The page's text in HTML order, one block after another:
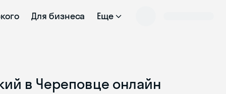
Для бизнеса Еще
в Череповце онлайн